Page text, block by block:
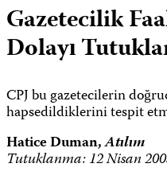
Gazetecilik
Dolayı
CPJ bu gazetecilerin
hapsedildiklerini tespit
Hatice Duman,Atılım
Tutuklanma: 12 Nisan